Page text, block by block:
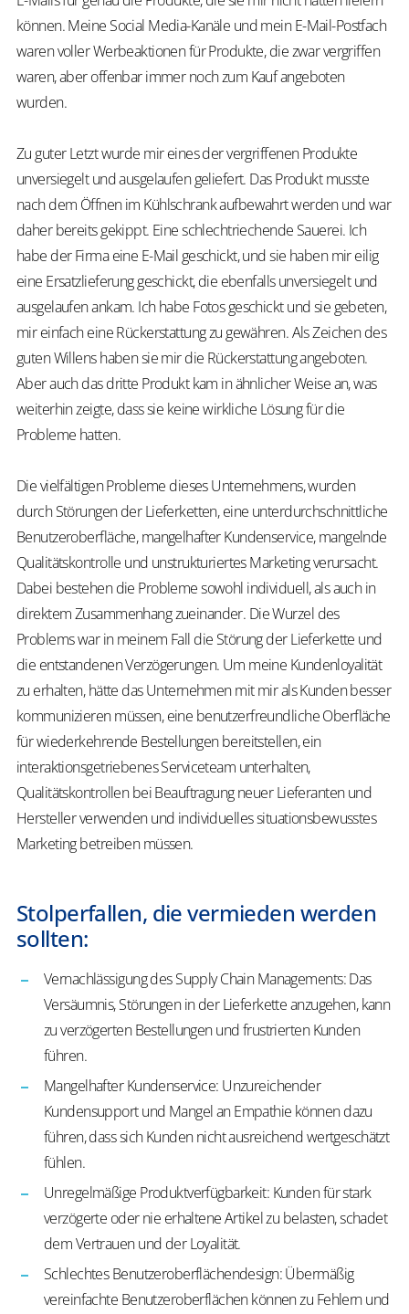
können. Meine Social Media-Kanäle und mein E-Mail-Postfach
waren voller Werbeaktionen für Produkte, die zwar vergriffen
waren, aber offenbar immer noch zum Kauf angeboten
wurden.
Zu guter Letzt wurde mir eines der vergriffenen Produkte
unversiegelt und ausgelaufen geliefert. Das Produkt musste
nach dem Öffnen im Kühlschrank aufbewahrt werden und war
daher bereits gekippt. Eine schlechtriechende Sauerei. Ich
habe der Firma eine E-Mail geschickt, und sie haben mir eilig
eine Ersatzlieferung geschickt, die ebenfalls unversiegelt und
ausgelaufen ankam. Ich habe Fotos geschickt und sie gebeten,
mir einfach eine Rückerstattung zu gewähren. Als Zeichen des
guten Willens haben sie mir die Rückerstattung angeboten.
Aber auch das dritte Produkt kam in ähnlicher Weise an, was
weiterhin zeigte, dass sie keine wirkliche Lösung für die
Probleme hatten.
Die vielfältigen Probleme dieses Unternehmens, wurden
durch Störungen der Lieferketten, eine unterdurchschnittliche
Benutzeroberfläche, mangelhafter Kundenservice, mangelnde
Qualitätskontrolle und unstrukturiertes Marketing verursacht.
Dabei bestehen die Probleme sowohl individuell, als auch in
direktem Zusammenhang zueinander. Die Wurzel des
Problems war in meinem Fall die Störung der Lieferkette und
die entstandenen Verzögerungen. Um meine Kundenloyalität
zu erhalten, hätte das Unternehmen mit mir als Kunden besser
kommunizieren müssen, eine benutzerfreundliche Oberfläche
für wiederkehrende Bestellungen bereitstellen, ein
interaktionsgetriebenes Serviceteam unterhalten,
Qualitätskontrollen bei Beauftragung neuer Lieferanten und
Hersteller verwenden und individuelles situationsbewusstes
Marketing betreiben müssen.
Stolperfallen, die vermieden werden
sollten:
Vernachlässigung des Supply Chain Managements: Das
Versäumnis, Störungen in der Lieferkette anzugehen, kann
zu verzögerten Bestellungen und frustrierten Kunden
führen.
Mangelhafter Kundenservice: Unzureichender
Kundensupport und Mangel an Empathie können dazu
führen, dass sich Kunden nicht ausreichend wertgeschätzt
fühlen.
Unregelmäßige Produktverfügbarkeit: Kunden für stark
verzögerte oder nie erhaltene Artikel zu belasten, schadet
dem Vertrauen und der Loyalität.
Schlechtes Benutzeroberflächendesign: Übermäßig
vereinfachte Benutzeroberflächen können zu Fehlern und